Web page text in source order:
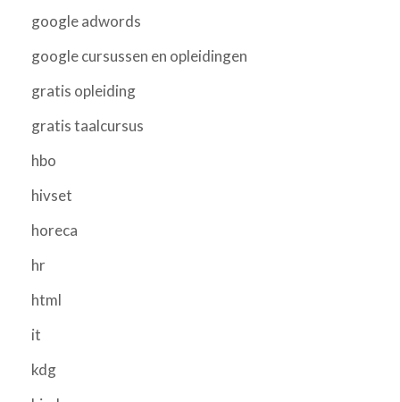
google adwords
google cursussen en opleidingen
gratis opleiding
gratis taalcursus
hbo
hivset
horeca
hr
html
it
kdg